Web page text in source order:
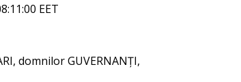
EET
domnilor GUVERNANȚI,